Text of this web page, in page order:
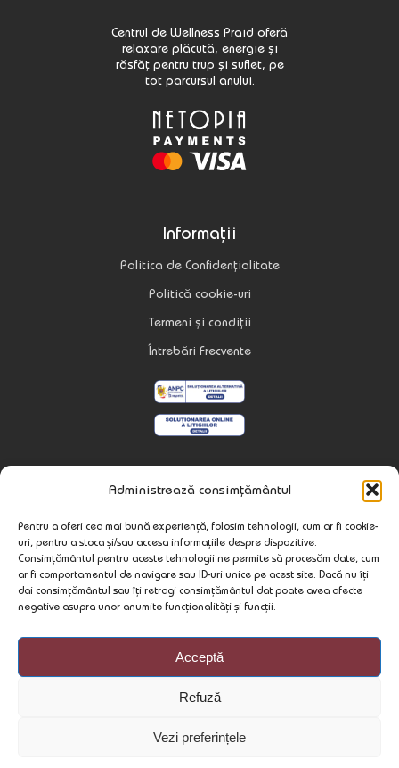
Administrează consimțământul
Pentru a oferi cea mai bună experiență, folosim tehnologii, cum ar fi cookie-
uri, pentru a stoca și/sau accesa informațiile despre dispozitive.
Consimțământul pentru aceste tehnologii ne permite să procesăm date, cum
ar fi comportamentul de navigare sau ID-uri unice pe acest site. Dacă nu îți
dai consimțământul sau îți retragi consimțământul dat poate avea afecte
negative asupra unor anumite funcționalități și funcții.
Acceptă
Refuză
Vezi preferințele
Centrul de Wellness Praid oferă
relaxare plăcută, energie și
răsfăț pentru trup și suflet, pe
tot parcursul anului.
Informații
Politica de Confidențialitate
Politică cookie-uri
Termeni și condiții
Întrebări Frecvente
Contact
Str. Minei Nr. 79
Jud. Harghita, Romania
wellnesspraid@gmail.com
Copyright © 2026 - Neked is jobb, Online